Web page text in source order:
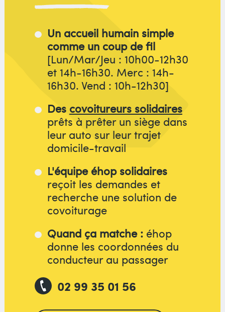
Un accueil humain simple
comme un coup de fil
[Lun/Mar/Jeu : 10h00-12h30
et 14h-16h30. Merc : 14h-
16h30. Vend : 10h-12h30]
Des covoitureurs solidaires
prêts à prêter un siège dans
leur auto sur leur trajet
domicile-travail
L'équipe éhop solidaires
reçoit les demandes et
recherche une solution de
covoiturage
Quand ça matche :éhop
donne les coordonnées du
conducteur au passager
02 99 35 01 56